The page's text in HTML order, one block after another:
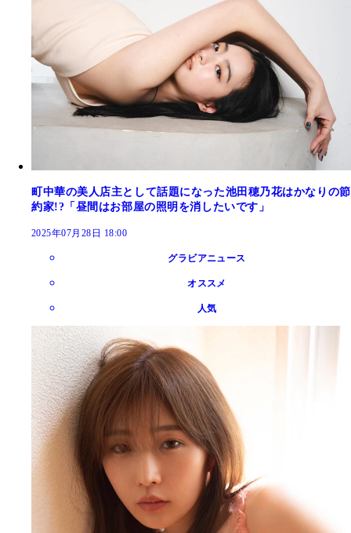
町中華の美人店主として話題になった池田穂乃花はかなりの節
約家!?「昼間はお部屋の照明を消したいです」
2025年07月28日 18:00
グラビアニュース
オススメ
人気